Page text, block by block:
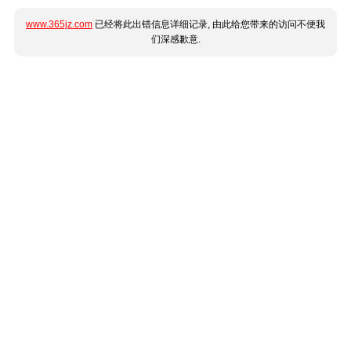
www.365jz.com 已经将此出错信息详细记录, 由此给您带来的访问不便我
们深感歉意.